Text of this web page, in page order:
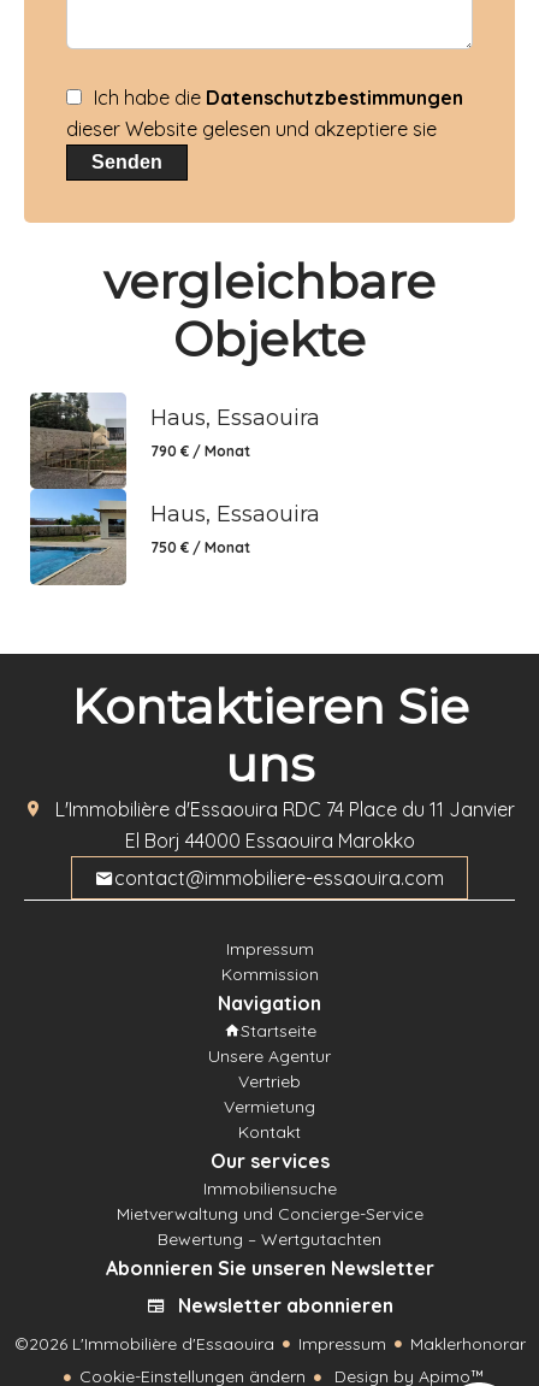
Ich habe die Datenschutzbestimmungen
dieser Website gelesen und akzeptiere sie
Senden
vergleichbare
Objekte
Haus, Essaouira
790 € / Monat
Haus, Essaouira
750 € / Monat
Kontaktieren Sie
uns
L'Immobilière d'Essaouira RDC 74 Place du 11 Janvier
El Borj 44000 Essaouira Marokko
contact@immobiliere-essaouira.com
Impressum
Kommission
Navigation
Startseite
Unsere Agentur
Vertrieb
Vermietung
Kontakt
Our services
Immobiliensuche
Mietverwaltung und Concierge-Service
Bewertung – Wertgutachten
Abonnieren Sie unseren Newsletter
Newsletter abonnieren
©2026 L'Immobilière d'Essaouira Impressum
Maklerhonorar
Cookie-Einstellungen ändern
Design by Apimo™